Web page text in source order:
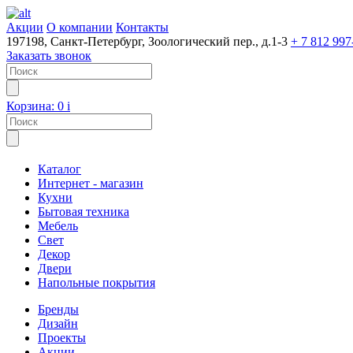
Акции О компании Контакты
197198, Санкт-Петербург, Зоологический пер., д.1-3 + 7 812
Заказать звонок
Корзина: 0 i
Каталог
Интернет - магазин
Кухни
Бытовая техника
Мебель
Свет
Декор
Двери
Напольные покрытия
Бренды
Дизайн
Проекты